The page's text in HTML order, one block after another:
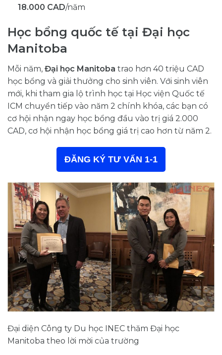
18.000 CAD/năm
Học bổng quốc tế tại Đại học
Manitoba
Mỗi năm, Đại học Manitoba trao hơn 40 triệu CAD
học bổng và giải thưởng cho sinh viên. Với sinh viên
mới, khi tham gia lộ trình học tại Học viện Quốc tế
ICM chuyển tiếp vào năm 2 chính khóa, các bạn có
cơ hội nhận ngay học bổng đầu vào trị giá 2.000
CAD, cơ hội nhận học bổng giá trị cao hơn từ năm 2.
ĐĂNG KÝ TƯ VẤN 1-1
Đại diện Công ty Du học INEC thăm Đại học
Manitoba theo lời mời của trường